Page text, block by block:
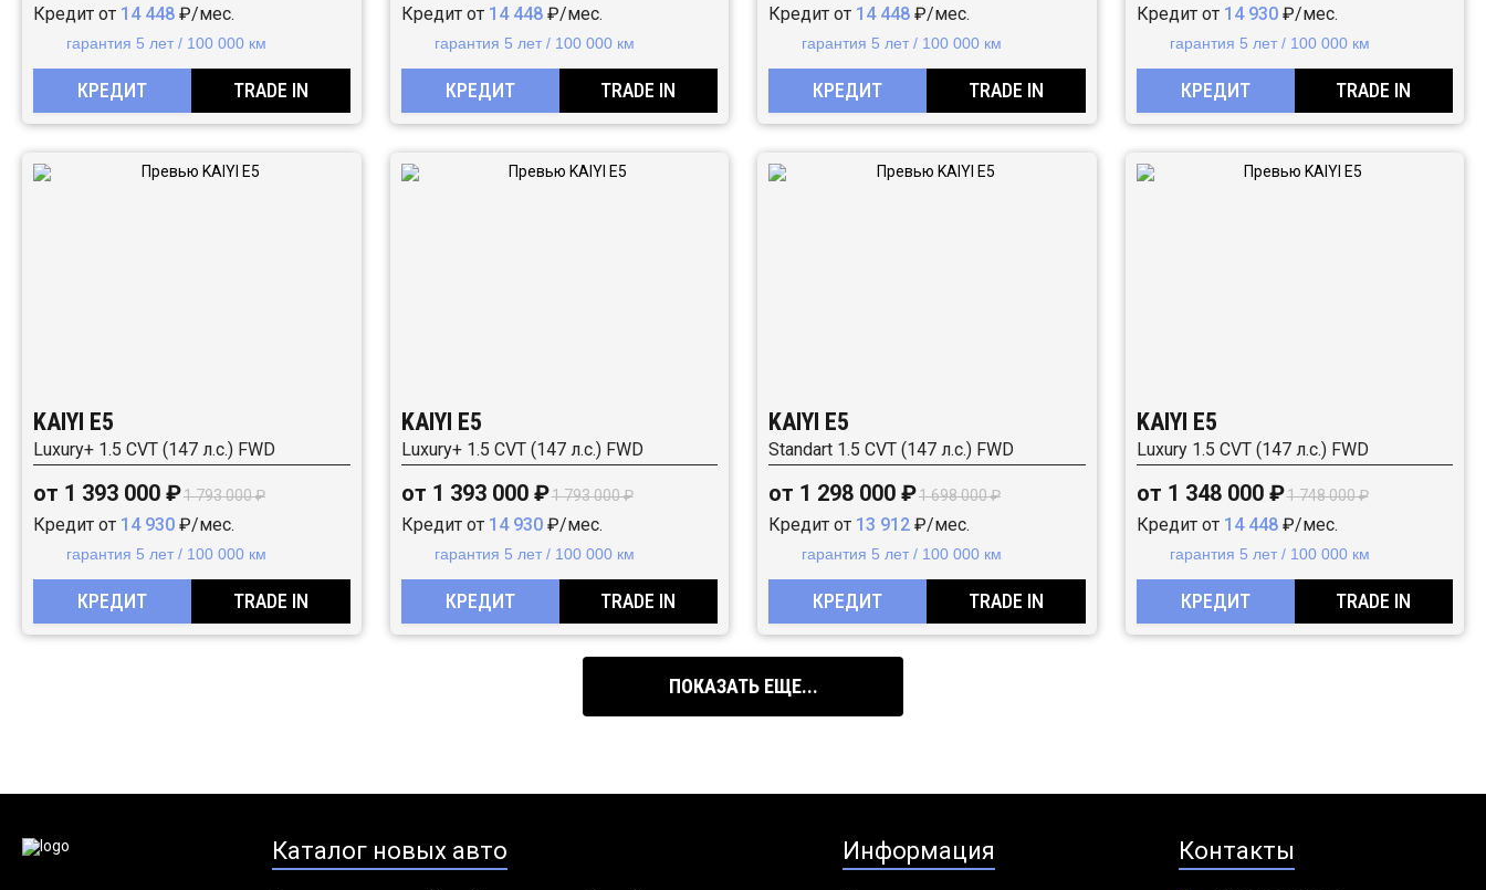
Кредит от 14 448 ₽/мес.
гарантия 5 лет / 100 000 км
КРЕДИТ TRADE IN
Кредит от 14 448₽/мес.
гарантия 5 лет / 100 000 км
КРЕДИТ TRADE IN
Кредит от 14 448 ₽/мес.
гарантия 5 лет / 100 000 км
КРЕДИТ TRADE IN
Кредит от 14 930₽/мес.
гарантия 5 лет / 100 000 км
КРЕДИТ TRADE IN
KAIYI E5
Luxury+ 1.5 CVT (147 л.с.) FWD
от 1 393 000 ₽1 793 000 ₽
Кредит от 14 930 ₽/мес.
гарантия 5 лет / 100 000 км
КРЕДИТ TRADE IN
KAIYI E5
Luxury+ 1.5 CVT (147 л.с.) FWD
от 1 393 000 ₽1 793 000 ₽
Кредит от 14 930₽/мес.
гарантия 5 лет / 100 000 км
КРЕДИТ TRADE IN
KAIYI E5
Standart 1.5 CVT (147 л.с.) FWD
от 1 298 000 ₽1 698 000 ₽
Кредит от 13 912 ₽/мес.
гарантия 5 лет / 100 000 км
КРЕДИТ TRADE IN
KAIYI E5
Luxury 1.5 CVT (147 л.с.) FWD
от 1 348 000 ₽1 748 000 ₽
Кредит от 14 448₽/мес.
гарантия 5 лет / 100 000 км
КРЕДИТ TRADE IN
ПОКАЗАТЬ ЕЩЕ...
Каталог новых авто Информация Контакты